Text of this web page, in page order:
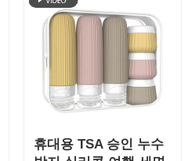
휴대용 TSA 승인 누수